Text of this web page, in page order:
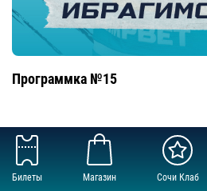
Билеты Магазин Сочи Клаб
Программка №15